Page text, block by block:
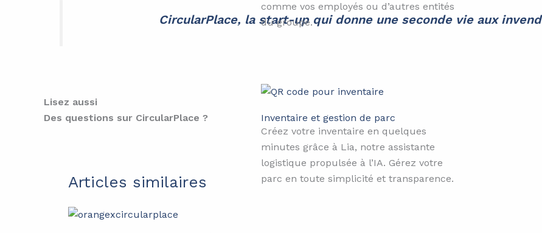
comme vos employés ou d’autres entités
du groupe.
Inventaire et gestion de parc
Créez votre inventaire en quelques
minutes grâce à Lia, notre assistante
logistique propulsée à l’IA. Gérez votre
parc en toute simplicité et transparence.
CircularPlace, la start-up qui donne une seconde vie aux
Lisez aussi
Des questions sur CircularPlace ?
Articles similaires